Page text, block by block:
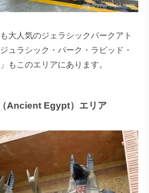
大人気のジェラシックパークアト
ュラシック・パーク・ラピッド・
もこのエリアにあります。
Ancient Egypt）エリア